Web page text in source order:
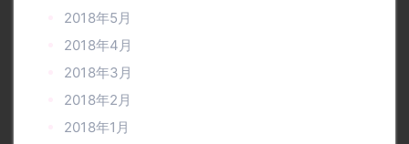
2018年5月
2018年4月
2018年3月
2018年2月
2018年1月